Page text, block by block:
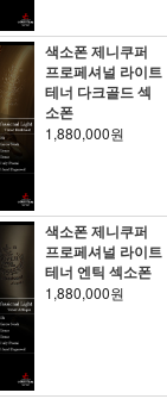
색소폰 제니쿠퍼
프로페셔널 라이트
테너 다크골드 섹
소폰
1,880,000원
색소폰 제니쿠퍼
프로페셔널 라이트
테너 엔틱 섹소폰
1,880,000원